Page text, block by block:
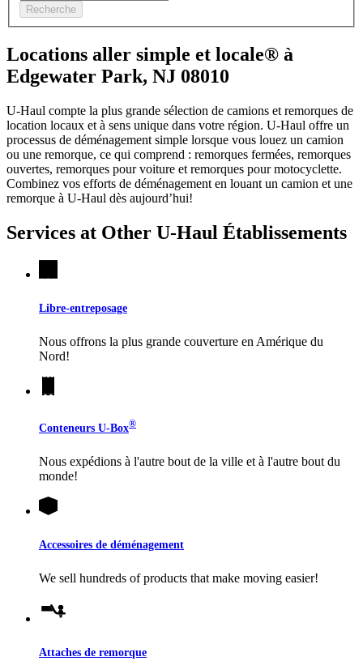
Recherche
Locations aller simple et locale® à
Edgewater Park, NJ 08010
U-Haul compte la plus grande sélection de camions et remorques de
location locaux et à sens unique dans votre région. U-Haul offre un
processus de déménagement simple lorsque vous louez un camion
ou une remorque, ce qui comprend : remorques fermées, remorques
ouvertes, remorques pour voiture et remorques pour motocyclette.
Combinez vos efforts de déménagement en louant un camion et une
remorque à U-Haul dès aujourd’hui!
Services at Other U-Haul Établissements
Libre-entreposage
Nous offrons la plus grande couverture en Amérique du
Nord!
Conteneurs U-Box®
Nous expédions à l'autre bout de la ville et à l'autre bout du
monde!
Accessoires de déménagement
We sell hundreds of products that make moving easier!
Attaches de remorque